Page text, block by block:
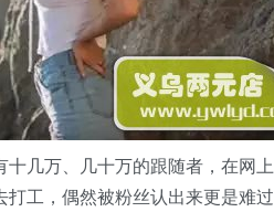
几万、几十万的跟随者，在网
工，偶然被粉丝认出来更是难